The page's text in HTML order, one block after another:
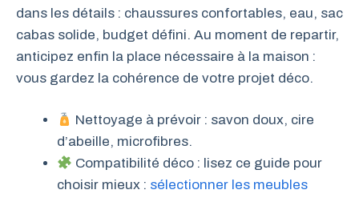
dans les détails : chaussures confortables, eau, sac
cabas solide, budget défini. Au moment de repartir,
anticipez enfin la place nécessaire à la maison :
vous gardez la cohérence de votre projet déco.
Nettoyage à prévoir : savon doux, cire
d’abeille, microfibres.
Compatibilité déco : lisez ce guide pour
choisir mieux : sélectionner les meubles